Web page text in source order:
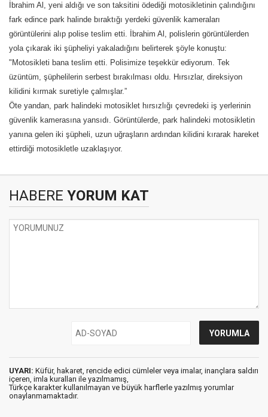
İbrahim Al, yeni aldığı ve son taksitini ödediği motosikletinin çalındığını
fark edince park halinde bıraktığı yerdeki güvenlik kameraları
görüntülerini alıp polise teslim etti. İbrahim Al, polislerin görüntülerden
yola çıkarak iki şüpheliyi yakaladığını belirterek şöyle konuştu:
"Motosikleti bana teslim etti. Polisimize teşekkür ediyorum. Tek
üzüntüm, şüphelilerin serbest bırakılması oldu. Hırsızlar, direksiyon
kilidini kırmak suretiyle çalmışlar.”
Öte yandan, park halindeki motosiklet hırsızlığı çevredeki iş yerlerinin
güvenlik kamerasına yansıdı. Görüntülerde, park halindeki motosikletin
yanına gelen iki şüpheli, uzun uğraşların ardından kilidini kırarak hareket
ettirdiği motosikletle uzaklaşıyor.
HABERE YORUM KAT
UYARI: Küfür, hakaret, rencide edici cümleler veya imalar, inançlara saldırı
içeren, imla kuralları ile yazılmamış,
Türkçe karakter kullanılmayan ve büyük harflerle yazılmış yorumlar
onaylanmamaktadır.